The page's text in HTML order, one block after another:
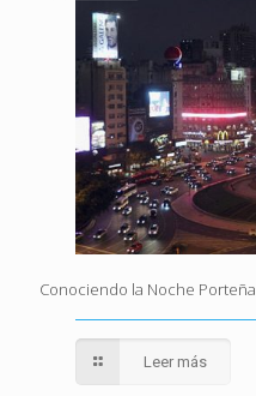
Conociendo la Noche Porteña
Leer más